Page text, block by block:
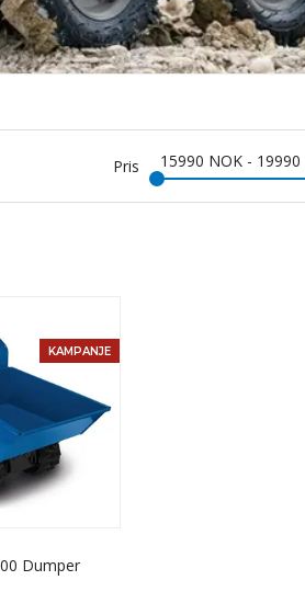
Pris 15990 NOK - 19990
KAMPANJE
Dumper